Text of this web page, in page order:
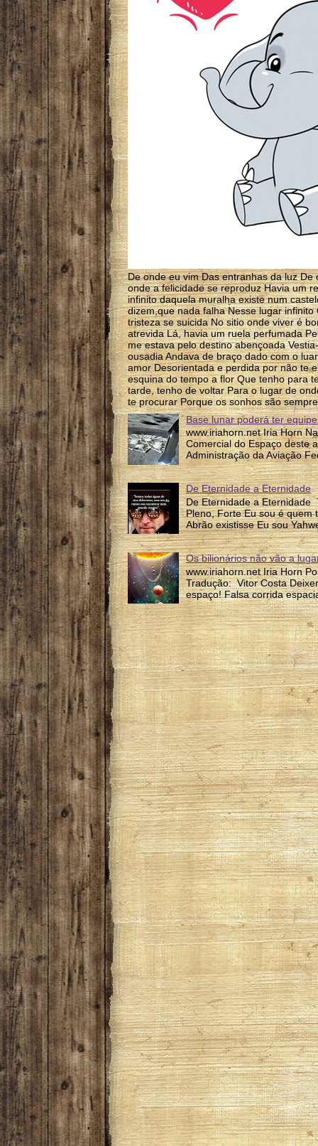
De onde eu vim Das entranhas da luz
onde a felicidade se reproduz Havia um
infinito daquela muralha existe num
dizem,que nada falha Nesse lugar
tristeza se suicida No sitio onde viver é
atrevida Lá, havia um ruela perfumada
me estava pelo destino abençoada
ousadia Andava de braço dado com o
amor Desorientada e perdida por não te
esquina do tempo a flor Que tenho para
tarde, tenho de voltar Para o lugar de
te procurar Porque os sonhos são
Base lunar poderá ter
www.iriahorn.net Iria Horn
Comercial do Espaço deste
Administração da Aviação
De Eternidade a Eternidade
De Eternidade a Eternidade
Pleno, Forte Eu sou é quem
Abrão existisse Eu sou
Os bilionários não vão a
www.iriahorn.net Iria Horn
Tradução: Vitor Costa
espaço! Falsa corrida